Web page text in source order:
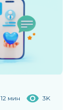
12 мин 3K